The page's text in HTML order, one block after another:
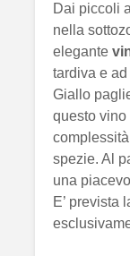
Dai piccoli
nella
elegante
tardiva e
Giallo
questo
spezie. Al
una
E’ prevista